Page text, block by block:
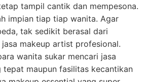
tampil cantik dan mempesona.
impian tiap tiap wanita. Agar
tak sedikit berasal dari
makeup artist profesional.
wanita sukar mencari jasa
maupun fasilitas kecantikan